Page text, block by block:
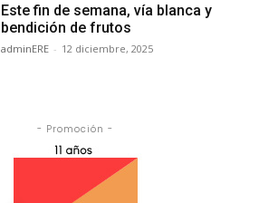
Este fin de semana, vía blanca y
bendición de frutos
adminERE - 12 diciembre, 2025
- Promoción -